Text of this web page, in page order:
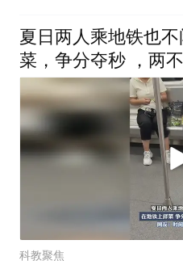
夏日两人乘地铁也
菜，争分夺秒 ，两
科教聚焦